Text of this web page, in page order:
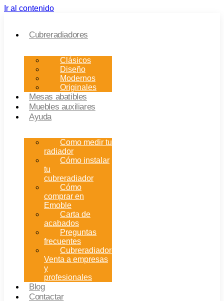
Ir al contenido
Cubreradiadores
Clásicos
Diseño
Modernos
Originales
Mesas abatibles
Muebles auxiliares
Ayuda
Como medir tu
radiador
Cómo instalar
tu
cubreradiador
Cómo
comprar en
Emoble
Carta de
acabados
Preguntas
frecuentes
Cubreradiadores:
Venta a empresas
y
profesionales
Blog
Contactar